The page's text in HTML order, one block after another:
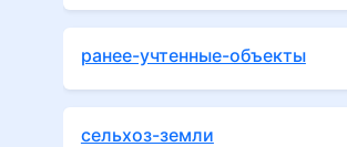
ранее-учтенные-объекты
сельхоз-земли